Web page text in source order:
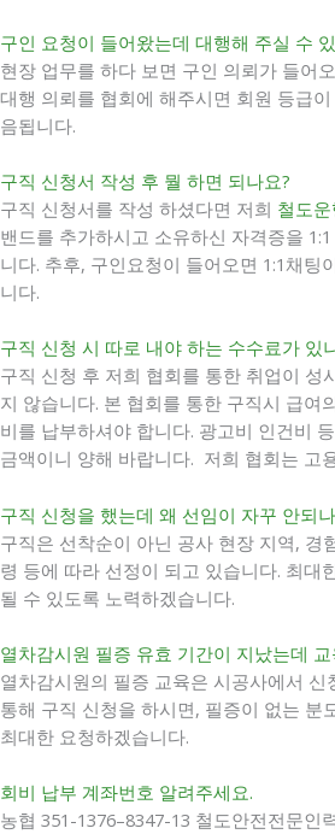
구인 요청이 들어왔는데 대행해 주실 수
현장 업무를 하다 보면 구인 의뢰가 들어
대행 의뢰를 협회에 해주시면 회원 등급
음됩니다.
구직 신청서 작성 후 뭘 하면 되나요?
구직 신청서를 작성 하셨다면 저희 철도
밴드를 추가하시고 소유하신 자격증을
니다. 추후, 구인요청이 들어오면 1:1채팅
니다.
구직 신청 시 따로 내야 하는 수수료가 있
구직 신청 후 저희 협회를 통한 취업이
지 않습니다. 본 협회를 통한 구직시 급여
비를 납부하셔야 합니다. 광고비 인건비
금액이니 양해 바랍니다. 저희 협회는 고
구직 신청을 했는데 왜 선임이 자꾸 안되
구직은 선착순이 아닌 공사 현장 지역, 경
령 등에 따라 선정이 되고 있습니다. 최대
될 수 있도록 노력하겠습니다.
열차감시원 필증 유효 기간이 지났는데
열차감시원의 필증 교육은 시공사에서 신
통해 구직 신청을 하시면, 필증이 없는 분
최대한 요청하겠습니다.
회비 납부 계좌번호 알려주세요.
농협 351-1376–8347-13 철도안전전문인